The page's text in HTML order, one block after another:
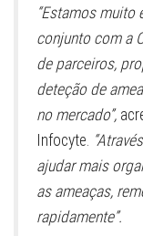
“Estamos muito
conjunto com a
de parceiros,
deteção de
no mercado”,
Infocyte.
ajudar mais
as ameaças,
rapidamente”.